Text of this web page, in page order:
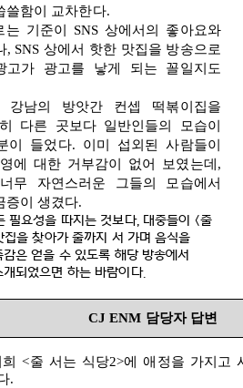
쓸함이 교차한다.
기준이 SNS 상에서의 좋아요와
SNS 상에서 핫한 맛집을 방송으로
고가 광고를 낳게 되는 꼴일지도
남의 방앗간 컨셉 떡볶이집을
다른 곳보다 일반인들의 모습이
이 들었다. 이미 섭외된 사람들이
에 대한 거부감이 없어 보였는데,
무 자연스러운 그들의 모습에서
증이 생겼다.
필요성을 따지는 것보다, 대중들이 <줄
을 찾아가 줄까지 서 가며 음식을
은 얻을 수 있도록 해당 방송에서
되었으면 하는 바람이다.
CJ ENM 담당자 답변
<줄 서는 식당2>에 애정을 가지고
.